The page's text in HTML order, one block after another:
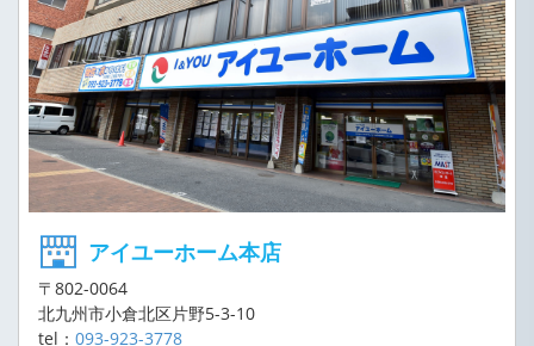
アイユーホーム本店
〒802-0064
北九州市小倉北区片野5-3-10
tel： 093-923-3778